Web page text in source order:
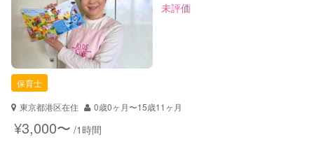
定期予約 お引き受けしていません
お子様の撮影
（定期特典）
サポートの特徴
資格
看護師
対応可能/特徴
送迎サポート
未評価
保育士
東京都港区在住
0歳0ヶ月〜15歳11ヶ月
¥3,000〜 /1時間